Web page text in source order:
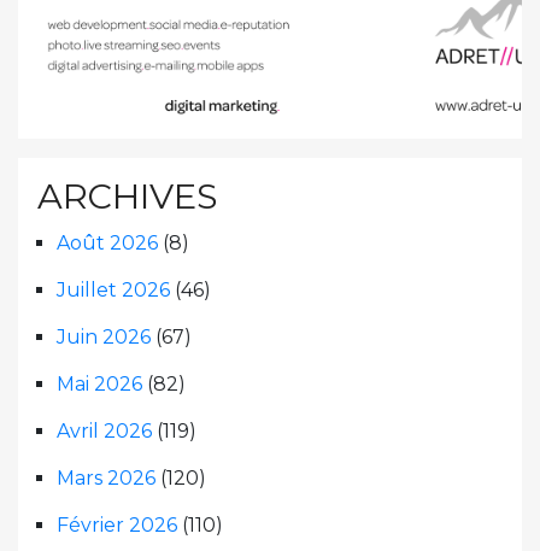
ARCHIVES
Août 2026 (8)
Juillet 2026 (46)
Juin 2026 (67)
Mai 2026 (82)
Avril 2026 (119)
Mars 2026 (120)
Février 2026 (110)